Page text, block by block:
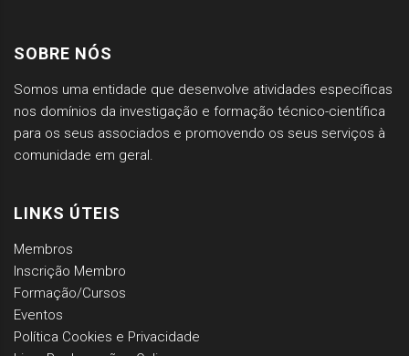
SOBRE NÓS
Somos uma entidade que desenvolve atividades específicas
nos domínios da investigação e formação técnico-científica
para os seus associados e promovendo os seus serviços à
comunidade em geral.
LINKS ÚTEIS
Membros
Inscrição Membro
Formação/Cursos
Eventos
Política Cookies e Privacidade